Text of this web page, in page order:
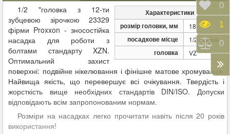
Характеристики
розмір головки, мм
18
посадкове місце 1/2 дюйма
головка VZ
1/2 "головка з 12-ти
зубцевою зірочкою 23329
фірми Proxxon - зносостійка
насадка для роботи з
болтами стандарту XZN.
Оптимальний захист
поверхні: подвійне нікелювання і фінішне матове хромування.
Найвища якість, що перевершує всі очікування. Твердість і
жорсткість вище необхідних стандартів DIN/ISO. Допуски
відповідають всім запропонованим нормам.
Розміри на насадках легко прочитати навіть після 20 років
використання!
0
1
0